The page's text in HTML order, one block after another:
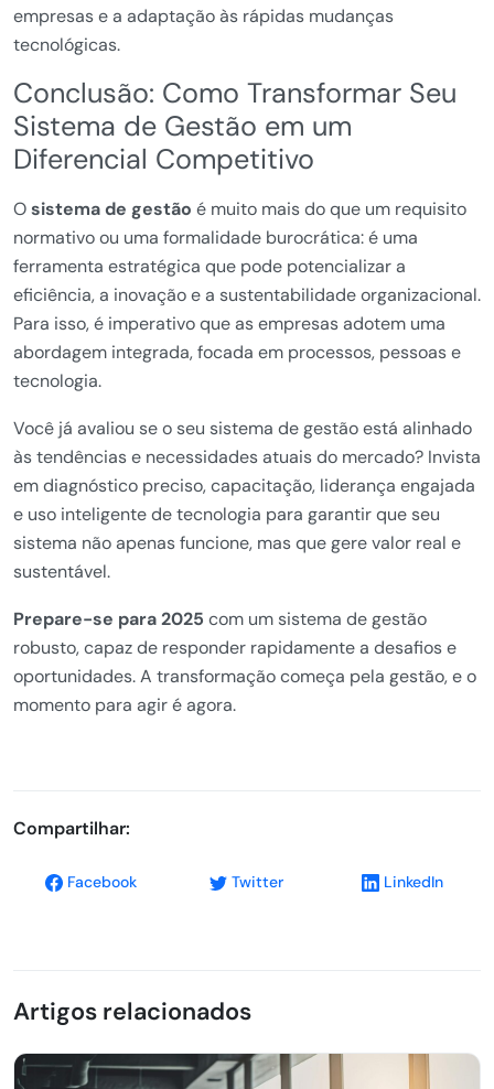
empresas e a adaptação às rápidas mudanças
tecnológicas.
Conclusão: Como Transformar Seu
Sistema de Gestão em um
Diferencial Competitivo
Osistema de gestão é muito mais do que um requisito
normativo ou uma formalidade burocrática: é uma
ferramenta estratégica que pode potencializar a
eficiência, a inovação e a sustentabilidade organizacional.
Para isso, é imperativo que as empresas adotem uma
abordagem integrada, focada em processos, pessoas e
tecnologia.
Você já avaliou se o seu sistema de gestão está alinhado
às tendências e necessidades atuais do mercado? Invista
em diagnóstico preciso, capacitação, liderança engajada
e uso inteligente de tecnologia para garantir que seu
sistema não apenas funcione, mas que gere valor real e
sustentável.
Prepare-se para 2025 com um sistema de gestão
robusto, capaz de responder rapidamente a desafios e
oportunidades. A transformação começa pela gestão, e o
momento para agir é agora.
Compartilhar:
Facebook Twitter LinkedIn
Artigos relacionados